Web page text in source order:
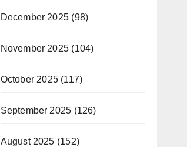
December 2025 (98)
November 2025 (104)
October 2025(117)
September 2025 (126)
August 2025 (152)